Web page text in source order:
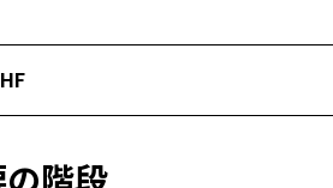
階段